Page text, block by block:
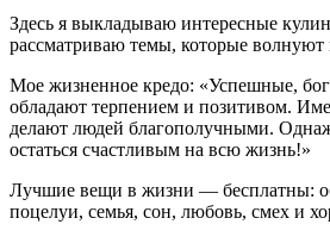
Здесь я выкладываю интересные
рассматриваю темы, которые
Мое жизненное кредо: «Успешные,
обладают терпением и позитивом.
делают людей благополучными.
остаться счастливым на всю жизнь!»
Лучшие вещи в жизни — бесплатны:
поцелуи, семья, сон, любовь, смех и